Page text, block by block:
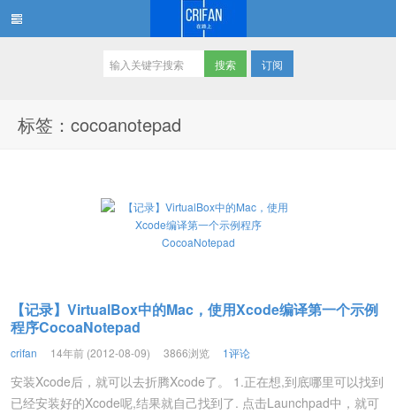
订阅
标签：cocoanotepad
【记录】VirtualBox中的Mac，使用Xcode编译第一个示例
程序CocoaNotepad
crifan 14年前 (2012-08-09) 3866浏览 1评论
安装Xcode后，就可以去折腾Xcode了。 1.正在想,到底哪里可以找到
已经安装好的Xcode呢,结果就自己找到了. 点击Launchpad中，就可